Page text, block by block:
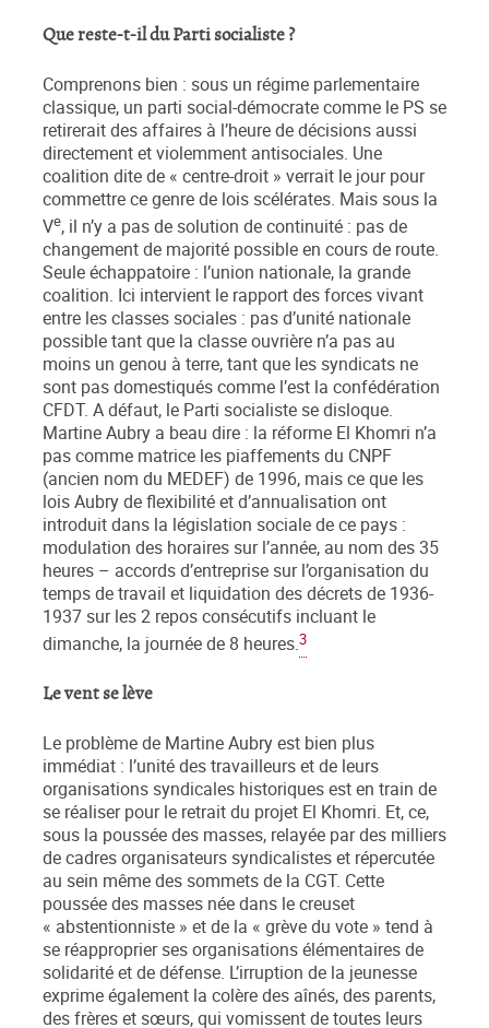
Que reste-t-il du Parti socialiste ?
Comprenons bien : sous un régime parlementaire
classique, un parti social-démocrate comme le PS se
retirerait des affaires à l’heure de décisions aussi
directement et violemment antisociales. Une
coalition dite de « centre-droit » verrait le jour pour
commettre ce genre de lois scélérates. Mais sous la
Ve, il n’y a pas de solution de continuité : pas de
changement de majorité possible en cours de route.
Seule échappatoire : l’union nationale, la grande
coalition. Ici intervient le rapport des forces vivant
entre les classes sociales : pas d’unité nationale
possible tant que la classe ouvrière n’a pas au
moins un genou à terre, tant que les syndicats ne
sont pas domestiqués comme l’est la confédération
CFDT. A défaut, le Parti socialiste se disloque.
Martine Aubry a beau dire : la réforme El Khomri n’a
pas comme matrice les piaffements du CNPF
(ancien nom du MEDEF) de 1996, mais ce que les
lois Aubry de flexibilité et d’annualisation ont
introduit dans la législation sociale de ce pays :
modulation des horaires sur l’année, au nom des 35
heures – accords d’entreprise sur l’organisation du
temps de travail et liquidation des décrets de 1936-
1937 sur les 2 repos consécutifs incluant le
dimanche, la journée de 8 heures.3
Le vent se lève
Le problème de Martine Aubry est bien plus
immédiat : l’unité des travailleurs et de leurs
organisations syndicales historiques est en train de
se réaliser pour le retrait du projet El Khomri. Et, ce,
sous la poussée des masses, relayée par des milliers
de cadres organisateurs syndicalistes et répercutée
au sein même des sommets de la CGT. Cette
poussée des masses née dans le creuset
« abstentionniste » et de la « grève du vote » tend à
se réapproprier ses organisations élémentaires de
solidarité et de défense. L’irruption de la jeunesse
exprime également la colère des aînés, des parents,
des frères et sœurs, qui vomissent de toutes leurs